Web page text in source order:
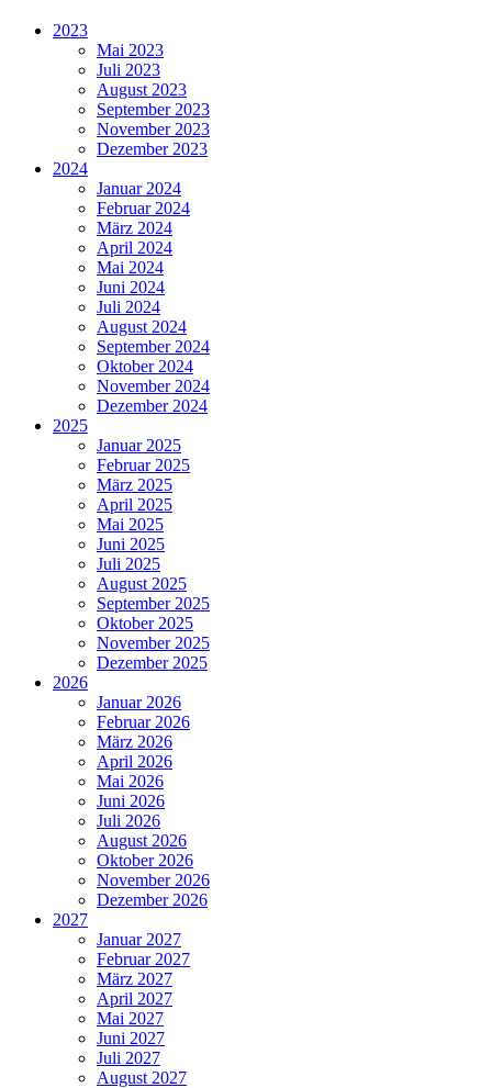
2023
Mai 2023
Juli 2023
August 2023
September 2023
November 2023
Dezember 2023
2024
Januar 2024
Februar 2024
März 2024
April 2024
Mai 2024
Juni 2024
Juli 2024
August 2024
September 2024
Oktober 2024
November 2024
Dezember 2024
2025
Januar 2025
Februar 2025
März 2025
April 2025
Mai 2025
Juni 2025
Juli 2025
August 2025
September 2025
Oktober 2025
November 2025
Dezember 2025
2026
Januar 2026
Februar 2026
März 2026
April 2026
Mai 2026
Juni 2026
Juli 2026
August 2026
Oktober 2026
November 2026
Dezember 2026
2027
Januar 2027
Februar 2027
März 2027
April 2027
Mai 2027
Juni 2027
Juli 2027
August 2027